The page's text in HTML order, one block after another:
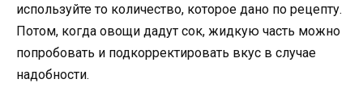
используйте то количество, которое дано по рецепту.
Потом, когда овощи дадут сок, жидкую часть можно
попробовать и подкорректировать вкус в случае
надобности.